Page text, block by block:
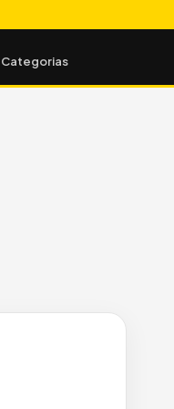
Categorias